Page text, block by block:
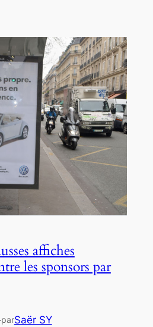
affiches
les sponsors par
parSaër SY